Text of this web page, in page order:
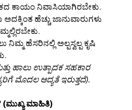
ಕಾಯಂ ನಿವಾಸಿಯಾಗಿರಬೇಕು.
ಹೆಚ್ಚು ಜಾನುವಾರುಗಳು
ಹೆಸರಿನಲ್ಲಿ ಅಲ್ಪಸ್ವಲ್ಪ ಕೃಷಿ
ಹಾಲು ಉತ್ಪಾದಕ ಸಹಕಾರ
ಮೊದಲ ಆದ್ಯತೆ ಇರುತ್ತದೆ).
(ಮುಖ್ಯ ಮಾಹಿತಿ)